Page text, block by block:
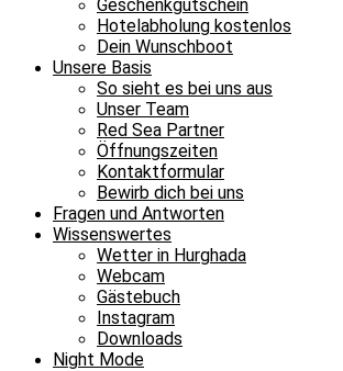
Geschenkgutschein
Hotelabholung kostenlos
Dein Wunschboot
Unsere Basis
So sieht es bei uns aus
Unser Team
Red Sea Partner
Öffnungszeiten
Kontaktformular
Bewirb dich bei uns
Fragen und Antworten
Wissenswertes
Wetter in Hurghada
Webcam
Gästebuch
Instagram
Downloads
Night Mode